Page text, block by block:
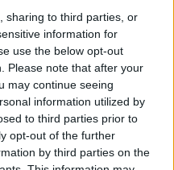
sharing to third parties, or
information for
use the below opt-out
Please note that after your
may continue seeing
information utilized by
to third parties prior to
opt-out of the further
by third parties on the